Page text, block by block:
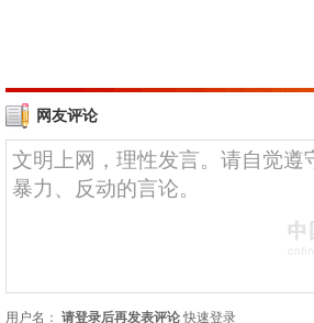
网友评论
用户名： 请登录后再发表评论 快速登录